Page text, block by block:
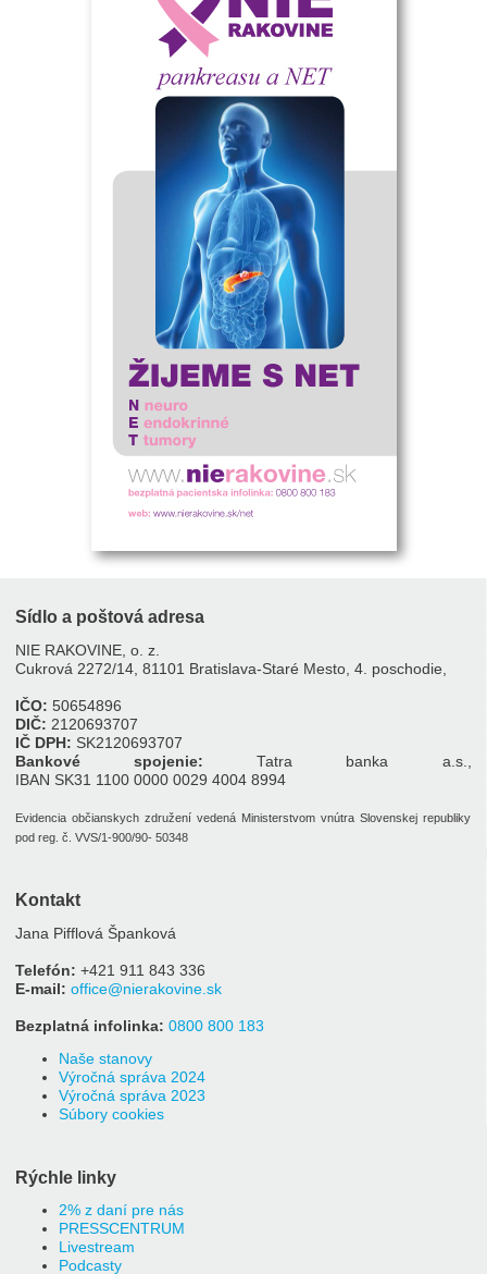
Sídlo a poštová adresa
NIE RAKOVINE, o. z.
Cukrová 2272/14, 81101 Bratislava-Staré Mesto, 4. poschodie,
IČO: 50654896
DIČ: 2120693707
IČ DPH: SK2120693707
Bankové spojenie: Tatra banka a.s.,
IBAN SK31 1100 0000 0029 4004 8994
Evidencia občianskych združení vedená Ministerstvom vnútra Slovenskej republiky
pod reg. č. VVS/1-900/90- 50348
Kontakt
Jana Pifflová Španková
Telefón: +421 911 843 336
E-mail: office@nierakovine.sk
Bezplatná infolinka: 0800 800 183
Naše stanovy
Výročná správa 2024
Výročná správa 2023
Súbory cookies
Rýchle linky
2% z daní pre nás
PRESSCENTRUM
Livestream
Podcasty